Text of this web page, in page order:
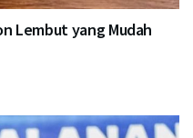
Lembut yang Mudah